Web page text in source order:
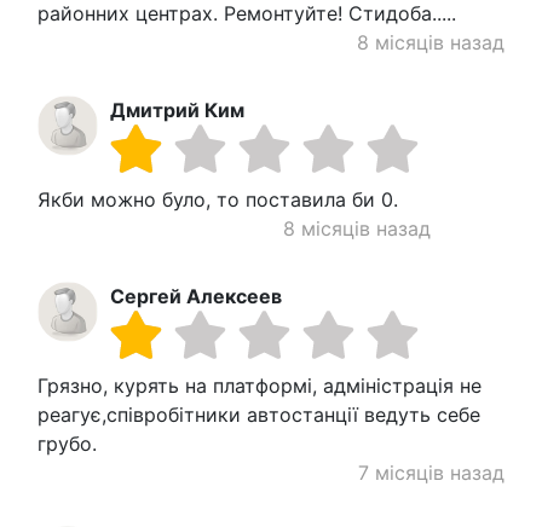
районних центрах. Ремонтуйте! Стидоба.....
8 місяців назад
Дмитрий Ким
Якби можно було, то поставила би 0.
8 місяців назад
Сергей Алексеев
Грязно, курять на платформі, адміністрація не
реагує,співробітники автостанції ведуть себе
грубо.
7 місяців назад